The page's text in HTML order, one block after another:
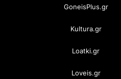
GoneisPlus.gr
Kultura.gr
Loatki.gr
Loveis.gr